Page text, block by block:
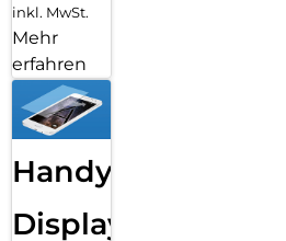
inkl. MwSt.
Mehr
erfahren
Handy
Displayfolie